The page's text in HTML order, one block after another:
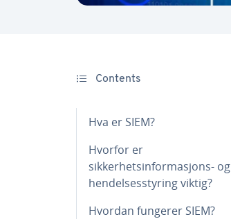
Contents
Hva er SIEM?
Hvorfor er
sikkerhetsinformasjons- og
hendelsesstyring viktig?
Hvordan fungerer SIEM?